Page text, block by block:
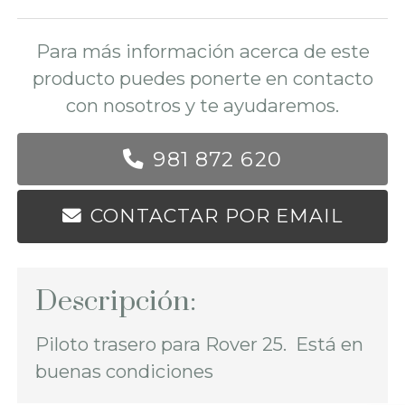
Para más información acerca de este
producto puedes ponerte en contacto
con nosotros y te ayudaremos.
981 872 620
CONTACTAR POR EMAIL
Descripción:
Piloto trasero para Rover 25. Está en
buenas condiciones